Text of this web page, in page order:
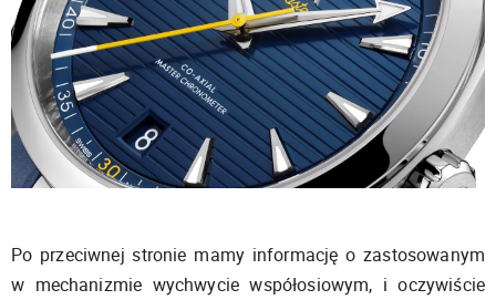
Po przeciwnej stronie mamy informację o zastosowanym
w mechanizmie wychwycie współosiowym, i oczywiście